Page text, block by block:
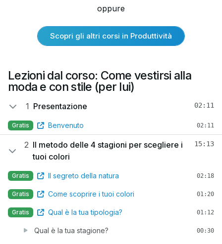
oppure
Scopri gli altri corsi in Produttività
Lezioni dal corso: Come vestirsi alla
moda e con stile (per lui)
1 Presentazione 02:11
Gratis Benvenuto 02:11
2 Il metodo delle 4 stagioni per scegliere i
tuoi colori
15:13
Gratis Il segreto della natura 02:18
Gratis Come scoprire i tuoi colori 01:20
Gratis Qual è la tua tipologia? 01:12
Qual è la tua stagione? 00:30